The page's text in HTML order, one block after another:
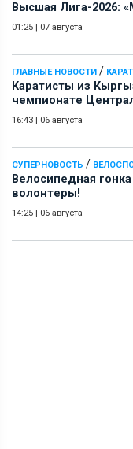
Высшая Лига-2026:
01:25 07 августа
ГЛАВНЫЕ НОВОСТИ /
Каратисты из
чемпионате
16:43 06 августа
СУПЕРНОВОСТЬ /
Велосипедная
волонтеры!
14:25 06 августа